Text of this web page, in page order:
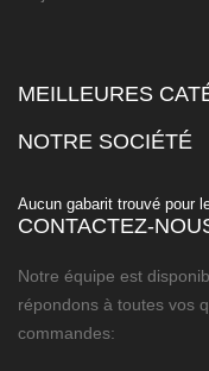
MEILLEURES
NOTRE SOCIÉTÉ
Aucun gabarit trouvé pour
CONTACTEZ-
Notre équipe est
répondons à toutes vos
commandes: